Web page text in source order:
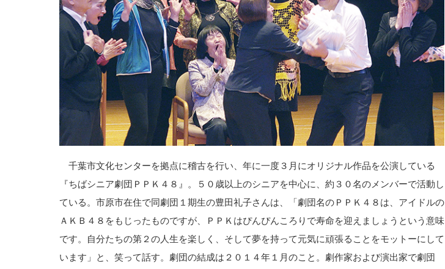
千葉市文化センターを拠点に稽古を行い、年に一度３月にオリジナル作品を公演している
『ちばシニア劇団ＰＰＫ４８』。５０歳以上のシニアを中心に、約３０名のメンバーで活動し
ている。市原市在住で同劇団１期生の豊田礼子さんは、「劇団名のＰＰＫ４８は、アイドルの
ＡＫＢ４８をもじったものですが、ＰＰＫはぴんぴんころりで寿命を迎えましょうという意味
です。自分たちの第２の人生を楽しく、そして夢を持って元気に頑張ることをモットーにして
います」と、笑って話す。劇団の結成は２０１４年１月のこと。劇作家および演出家で劇団